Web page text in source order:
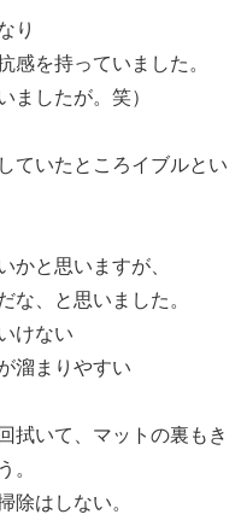
り
感を持っていました。
ましたが。笑）
ていたところイブルとい
かと思いますが、
な、と思いました。
けない
溜まりやすい
拭いて、マットの裏もき
。
除はしない。